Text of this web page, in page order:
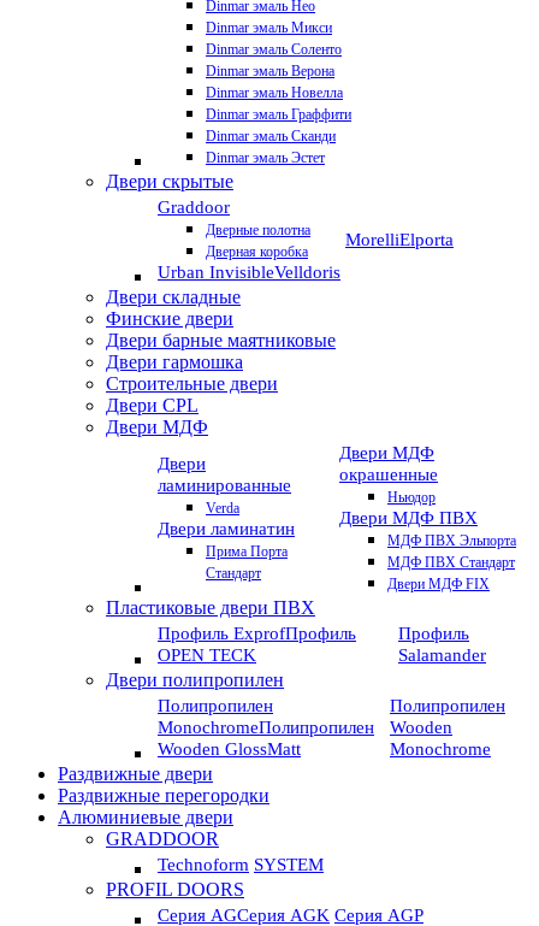
Dinmar эмаль Нео
Dinmar эмаль Микси
Dinmar эмаль Соленто
Dinmar эмаль Верона
Dinmar эмаль Новелла
Dinmar эмаль Граффити
Dinmar эмаль Сканди
Dinmar эмаль Эстет
Двери скрытые
Graddoor
Дверные полотна
Дверная коробка
Urban InvisibleVelldoris
MorelliElporta
Двери складные
Финские двери
Двери барные маятниковые
Двери гармошка
Строительные двери
Двери CРL
Двери МДФ
Двери
ламинированные
Verda
Двери ламинатин
Прима Порта
Стандарт
Двери МДФ
окрашенные
Ньюдор
Двери МДФ ПВХ
МДФ ПВХ Эльпорта
МДФ ПВХ Стандарт
Двери МДФ FIX
Пластиковые двери ПВХ
Профиль ExprofПрофиль
OPEN TECK
Профиль
Salamander
Двери полипропилен
Полипропилен
MonochromeПолипропилен
Wooden GlossMatt
Полипропилен
Wooden
Monochrome
Раздвижные двери
Раздвижные перегородки
Алюминиевые двери
GRADDOOR
Technoform SYSTEM
PROFIL DOORS
Серия AGСерия AGK Серия AGP